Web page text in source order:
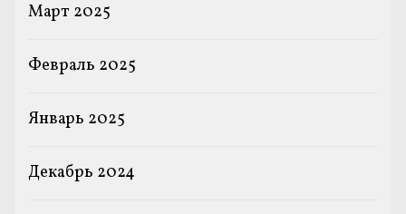
Март 2025
Февраль 2025
Январь 2025
Декабрь 2024